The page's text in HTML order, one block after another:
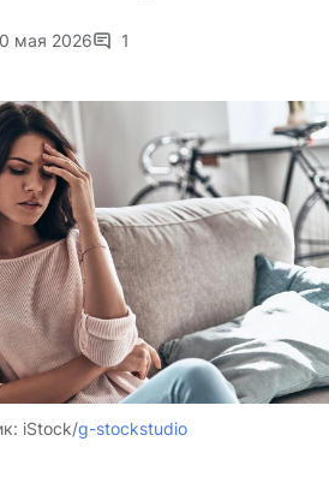
мая 2026 1
iStock/g-stockstudio